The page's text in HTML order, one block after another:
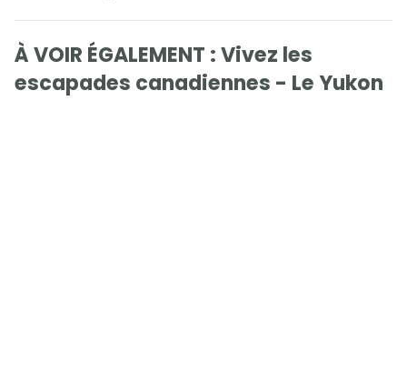
À VOIR ÉGALEMENT : Vivez les
escapades canadiennes - Le Yukon